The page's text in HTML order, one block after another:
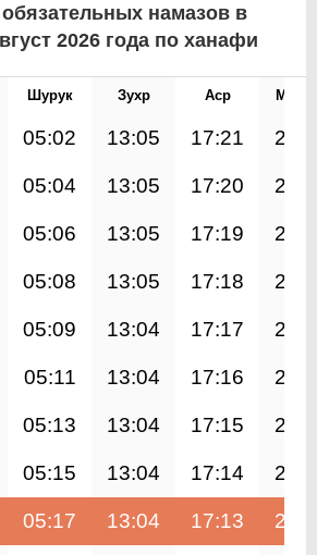
намазов в
2026 года по ханафи
Шурук Зухр Аср
05:02 13:05 17:21
05:04 13:05 17:20
05:06 13:05 17:19
05:08 13:05 17:18
05:09 13:04 17:17
05:11 13:04 17:16
05:13 13:04 17:15
05:15 13:04 17:14
05:17 13:04 17:13